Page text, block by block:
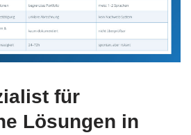
für
Lösungen in